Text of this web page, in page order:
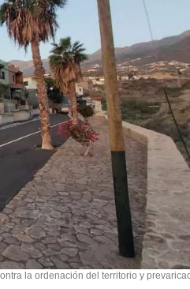
la ordenación del territorio y